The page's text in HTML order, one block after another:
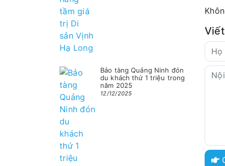
Bảo tàng Quảng Ninh đón
du khách thứ 1 triệu trong
năm 2025
12/12/2025